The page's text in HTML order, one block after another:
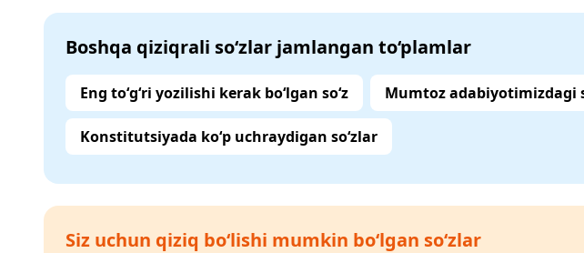
Boshqa qiziqrali so‘zlar jamlangan to‘plamlar
Eng to‘g‘ri yozilishi kerak bo‘lgan so‘z Mumtoz adabiyotimizdagi
Konstitutsiyada ko‘p uchraydigan so‘zlar
Siz uchun qiziq bo‘lishi mumkin bo‘lgan so‘zlar